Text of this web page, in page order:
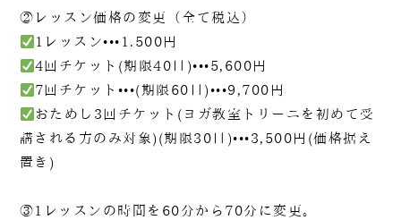
②レッスン価格の変更（全て税込）
1レッスン•••1.500円
4回チケット(期限40日)•••5,600円
7回チケット•••(期限60日)•••9,700円
おためし3回チケット(ヨガ教室トリーニを初めて受
講される方のみ対象)(期限30日)•••3,500円(価格据え
置き)
③1レッスンの時間を60分から70分に変更。